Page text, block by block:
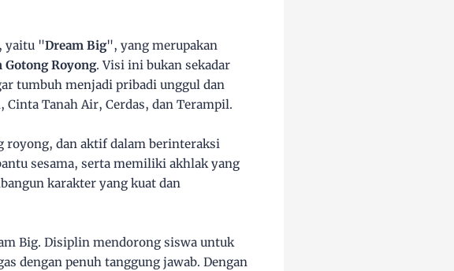
yaitu "Dream Big", yang merupakan
Royong. Visi ini bukan sekadar
tumbuh menjadi pribadi unggul dan
Tanah Air, Cerdas, dan Terampil.
royong, dan aktif dalam berinteraksi
sesama, serta memiliki akhlak yang
karakter yang kuat dan
Big. Disiplin mendorong siswa untuk
dengan penuh tanggung jawab. Dengan